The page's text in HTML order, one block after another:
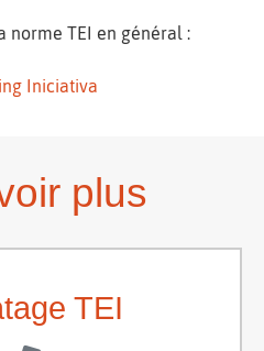
norme TEI en général :
Iniciativa
plus
TEI